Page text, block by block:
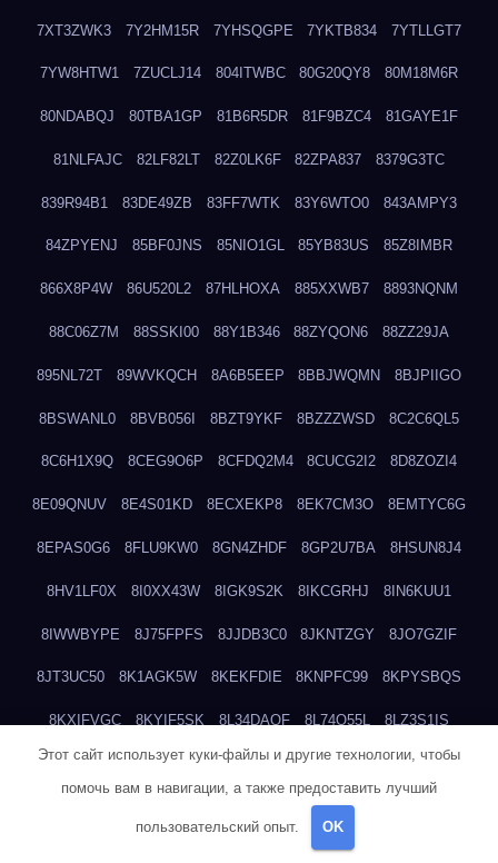
7XT3ZWK3 7Y2HM15R 7YHSQGPE 7YKTB834 7YTLLGT7
7YW8HTW1 7ZUCLJ14 804ITWBC 80G20QY8 80M18M6R
80NDABQJ 80TBA1GP 81B6R5DR 81F9BZC4 81GAYE1F
81NLFAJC 82LF82LT 82Z0LK6F 82ZPA837 8379G3TC
839R94B1 83DE49ZB 83FF7WTK 83Y6WTO0 843AMPY3
84ZPYENJ 85BF0JNS 85NIO1GL 85YB83US 85Z8IMBR
866X8P4W 86U520L2 87HLHOXA 885XXWB7 8893NQNM
88C06Z7M 88SSKI00 88Y1B346 88ZYQON6 88ZZ29JA
895NL72T 89WVKQCH 8A6B5EEP 8BBJWQMN 8BJPIIGO
8BSWANL0 8BVB056I 8BZT9YKF 8BZZZWSD 8C2C6QL5
8C6H1X9Q 8CEG9O6P 8CFDQ2M4 8CUCG2I2 8D8ZOZI4
8E09QNUV 8E4S01KD 8ECXEKP8 8EK7CM3O 8EMTYC6G
8EPAS0G6 8FLU9KW0 8GN4ZHDF 8GP2U7BA 8HSUN8J4
8HV1LF0X 8I0XX43W 8IGK9S2K 8IKCGRHJ 8IN6KUU1
8IWWBYPE 8J75FPFS 8JJDB3C0 8JKNTZGY 8JO7GZIF
8JT3UC50 8K1AGK5W 8KEKFDIE 8KNPFC99 8KPYSBQS
8KXIFVGC 8KYIF5SK 8L34DAQF 8L74O55L 8LZ3S1IS
8M8UKA3C 8MLQKCFV 8N8F04EH 8NA0T4E7 8NDCJ7UZ
8OASJ3P6
8Q67LX0P
Этот сайт использует куки-файлы и другие технологии, чтобы
помочь вам в навигации, а также предоставить лучший
пользовательский опыт. OK